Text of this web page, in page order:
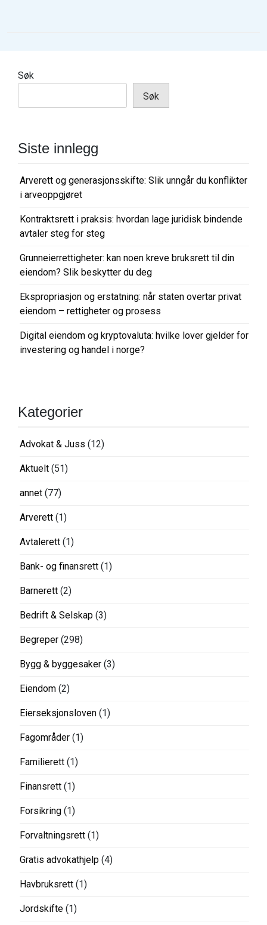
g
v
g
s
o
n
Søk
Søk
Siste innlegg
Arverett og generasjonsskifte: Slik unngår du konflikter
i arveoppgjøret
Kontraktsrett i praksis: hvordan lage juridisk bindende
avtaler steg for steg
Grunneierrettigheter: kan noen kreve bruksrett til din
eiendom? Slik beskytter du deg
Ekspropriasjon og erstatning: når staten overtar privat
eiendom – rettigheter og prosess
Digital eiendom og kryptovaluta: hvilke lover gjelder for
investering og handel i norge?
Kategorier
Advokat & Juss (12)
Aktuelt (51)
annet (77)
Arverett (1)
Avtalerett (1)
Bank- og finansrett (1)
Barnerett (2)
Bedrift & Selskap (3)
Begreper (298)
Bygg & byggesaker (3)
Eiendom (2)
Eierseksjonsloven (1)
Fagområder (1)
Familierett (1)
Finansrett (1)
Forsikring (1)
Forvaltningsrett (1)
Gratis advokathjelp (4)
Havbruksrett (1)
Jordskifte (1)